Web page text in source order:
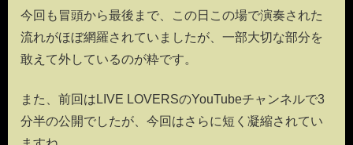
今回も冒頭から最後まで、この日この場で演奏された
流れがほぼ網羅されていましたが、一部大切な部分を
敢えて外しているのが粋です。
また、前回はLIVE LOVERSのYouTubeチャンネルで3
分半の公開でしたが、今回はさらに短く凝縮されてい